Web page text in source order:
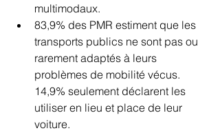
multimodaux.
83,9% des PMR estiment que les
transports publics ne sont pas ou
rarement adaptés à leurs
problèmes de mobilité vécus.
14,9% seulement déclarent les
utiliser en lieu et place de leur
voiture.